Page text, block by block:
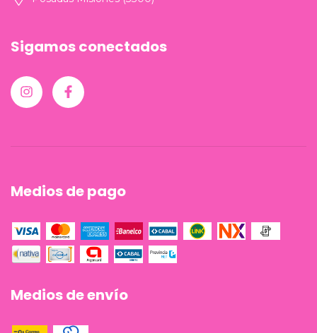
Sigamos conectados
Medios de pago
Medios de envío